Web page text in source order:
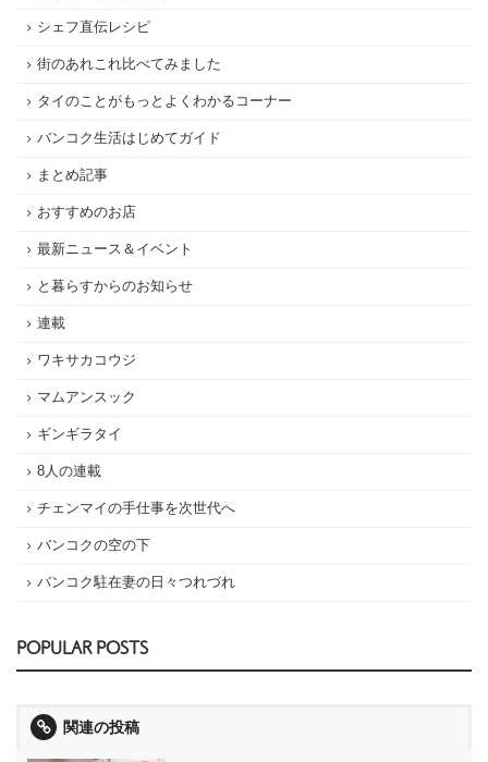
シェフ直伝レシピ
街のあれこれ比べてみました
タイのことがもっとよくわかるコーナー
バンコク生活はじめてガイド
まとめ記事
おすすめのお店
最新ニュース＆イベント
と暮らすからのお知らせ
連載
ワキサカコウジ
マムアンスック
ギンギラタイ
8人の連載
チェンマイの手仕事を次世代へ
バンコクの空の下
バンコク駐在妻の日々つれづれ
POPULAR POSTS
関連の投稿